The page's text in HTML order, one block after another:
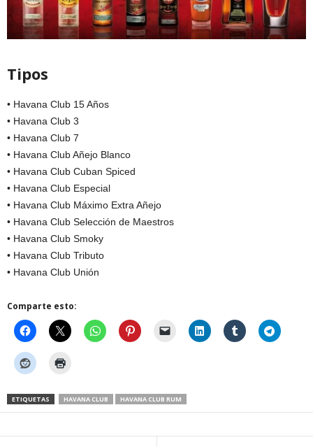
Tipos
• Havana Club 15 Años
• Havana Club 3
• Havana Club 7
• Havana Club Añejo Blanco
• Havana Club Cuban Spiced
• Havana Club Especial
• Havana Club Máximo Extra Añejo
• Havana Club Selección de Maestros
• Havana Club Smoky
• Havana Club Tributo
• Havana Club Unión
Comparte esto:
ETIQUETAS HAVANA CLUB HAVANA CLUB RUM